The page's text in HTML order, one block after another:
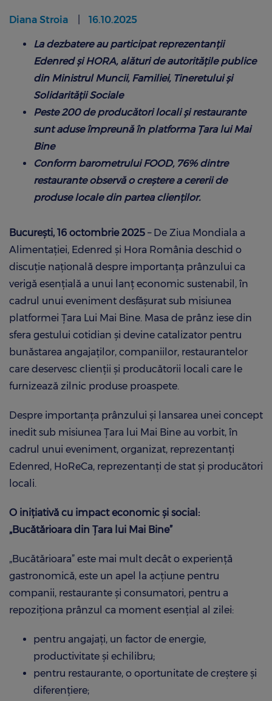
Diana Stroia 16.10.2025
La dezbatere au participat reprezentanții
Edenred și HORA, alături de autoritățile publice
din Ministrul Muncii, Familiei, Tineretului și
Solidarității Sociale
Peste 200 de producători locali și restaurante
sunt aduse împreună în platforma Țara lui Mai
Bine
Conform barometrului FOOD, 76% dintre
restaurante observă o creștere a cererii de
produse locale din partea clienților.
București, 16 octombrie 2025 – De Ziua Mondiala a
Alimentației, Edenred și Hora România deschid o
discuție națională despre importanța prânzului ca
verigă esențială a unui lanț economic sustenabil, în
cadrul unui eveniment desfășurat sub misiunea
platformei Țara Lui Mai Bine. Masa de prânz iese din
sfera gestului cotidian și devine catalizator pentru
bunăstarea angajaților, companiilor, restaurantelor
care deservesc clienții și producătorii locali care le
furnizează zilnic produse proaspete.
Despre importanța prânzului și lansarea unei concept
inedit sub misiunea Țara lui Mai Bine au vorbit, în
cadrul unui eveniment, organizat, reprezentanți
Edenred, HoReCa, reprezentanți de stat și producători
locali.
O inițiativă cu impact economic și social:
„Bucătărioara din Țara lui Mai Bine”
„Bucătărioara” este mai mult decât o experiență
gastronomică, este un apel la acțiune pentru
companii, restaurante și consumatori, pentru a
repoziționa prânzul ca moment esențial al zilei:
pentru angajați, un factor de energie,
productivitate și echilibru;
pentru restaurante, o oportunitate de creștere și
diferențiere;